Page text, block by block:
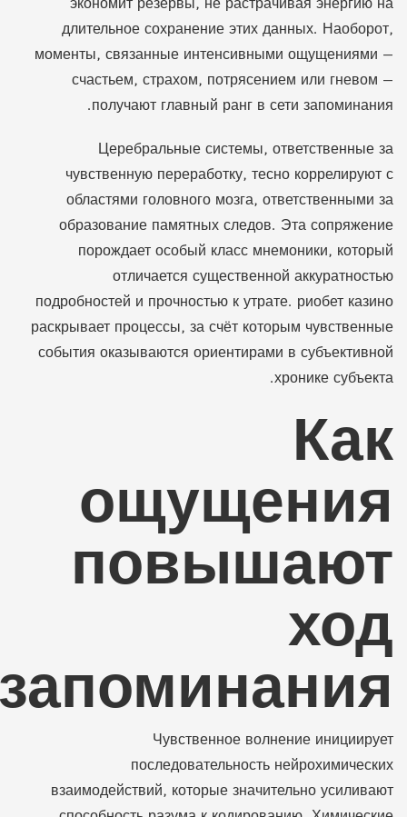
экономит резервы, не растрачивая энергию на
длительное сохранение этих данных. Наоборот,
моменты, связанные интенсивными ощущениями —
счастьем, страхом, потрясением или гневом —
получают главный ранг в сети запоминания.
Церебральные системы, ответственные за
чувственную переработку, тесно коррелируют с
областями головного мозга, ответственными за
образование памятных следов. Эта сопряжение
порождает особый класс мнемоники, который
отличается существенной аккуратностью
подробностей и прочностью к утрате. риобет казино
раскрывает процессы, за счёт которым чувственные
события оказываются ориентирами в субъективной
хронике субъекта.
Как
ощущения
повышают
ход
Чувственное волнение инициирует
последовательность нейрохимических
взаимодействий, которые значительно усиливают